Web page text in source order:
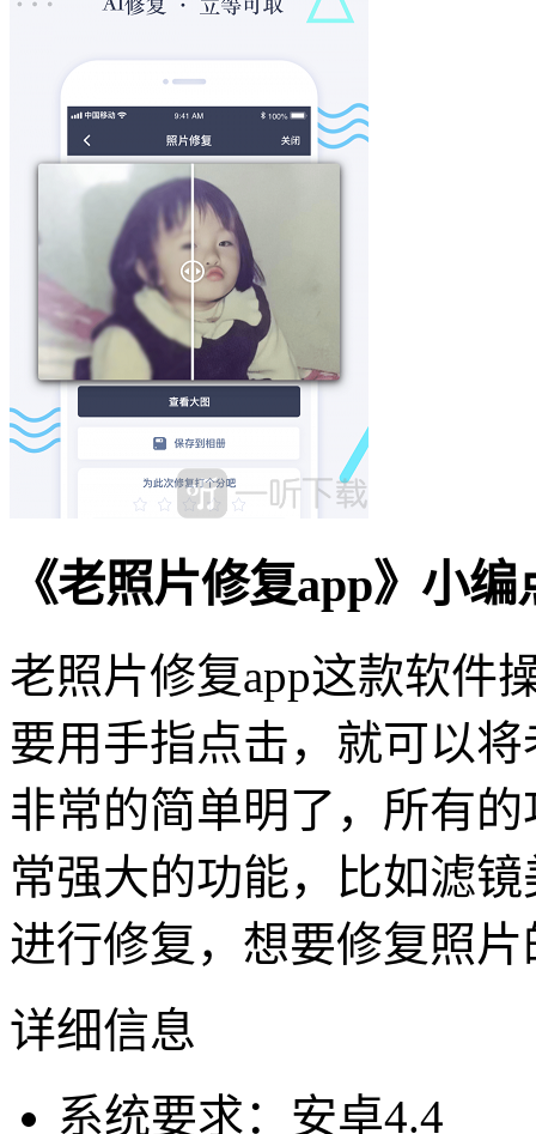
《老照片修复app》小
老照片修复app这款软件
要用手指点击，就可以
非常的简单明了，所有
常强大的功能，比如滤
进行修复，想要修复照
详细信息
系统要求：安卓4.4